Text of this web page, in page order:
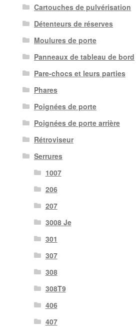
Cartouches de pulvérisation
Détenteurs de réserves
Moulures de porte
Panneaux de tableau de bord
Pare-chocs et leurs parties
Phares
Poignées de porte
Poignées de porte arrière
Rétroviseur
Serrures
1007
206
207
3008 Je
301
307
308
308T9
406
407